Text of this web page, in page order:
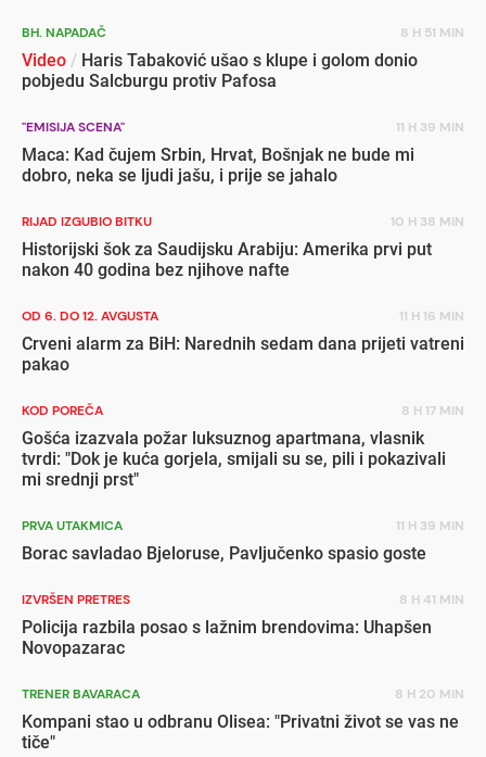
BH. NAPADAČ 8 H 51 MIN
Video / Haris Tabaković ušao s klupe i golom donio
pobjedu Salcburgu protiv Pafosa
"EMISIJA SCENA" 11 H 39 MIN
Maca: Kad čujem Srbin, Hrvat, Bošnjak ne bude mi
dobro, neka se ljudi jašu, i prije se jahalo
RIJAD IZGUBIO BITKU 10 H 38 MIN
Historijski šok za Saudijsku Arabiju: Amerika prvi put
nakon 40 godina bez njihove nafte
OD 6. DO 12. AVGUSTA 11 H 16 MIN
Crveni alarm za BiH: Narednih sedam dana prijeti vatreni
pakao
KOD POREČA 8 H 17 MIN
Gošća izazvala požar luksuznog apartmana, vlasnik
tvrdi: "Dok je kuća gorjela, smijali su se, pili i pokazivali
mi srednji prst"
PRVA UTAKMICA 11 H 39 MIN
Borac savladao Bjeloruse, Pavljučenko spasio goste
IZVRŠEN PRETRES 8 H 41 MIN
Policija razbila posao s lažnim brendovima: Uhapšen
Novopazarac
TRENER BAVARACA 8 H 20 MIN
Kompani stao u odbranu Olisea: "Privatni život se vas ne
tiče"